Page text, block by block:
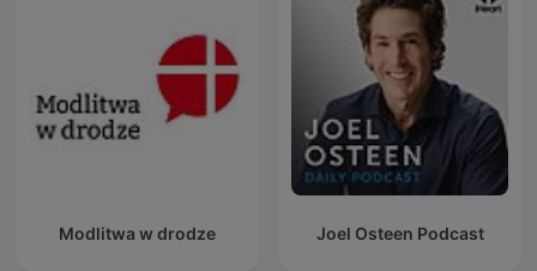
Modlitwa w drodze Joel Osteen Podcast